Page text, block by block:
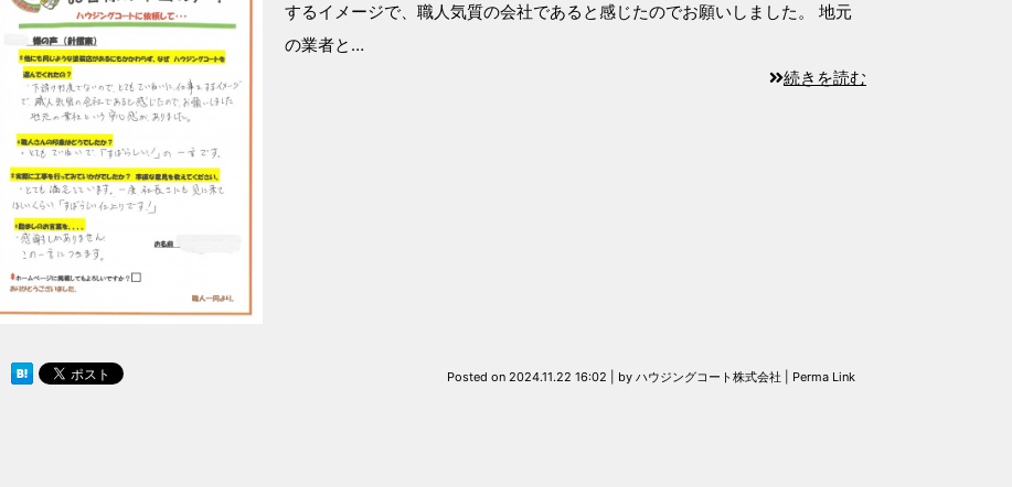
するイメージで、職人気質の会社であると感じたのでお願いしました。 地元
の業者と…
続きを読む
Posted on 2024.11.22 16:02 by ハウジングコート株式会社 Perma Link